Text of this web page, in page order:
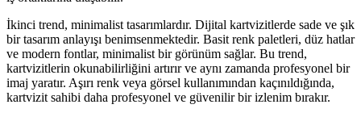
İkinci trend, minimalist tasarımlardır. Dijital kartvizitlerde sade ve şık
bir tasarım anlayışı benimsenmektedir. Basit renk paletleri, düz hatlar
ve modern fontlar, minimalist bir görünüm sağlar. Bu trend,
kartvizitlerin okunabilirliğini artırır ve aynı zamanda profesyonel bir
imaj yaratır. Aşırı renk veya görsel kullanımından kaçınıldığında,
kartvizit sahibi daha profesyonel ve güvenilir bir izlenim bırakır.